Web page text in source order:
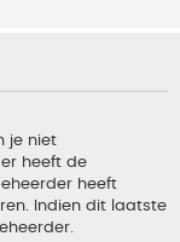
je niet
heeft de
heeft
Indien dit laatste